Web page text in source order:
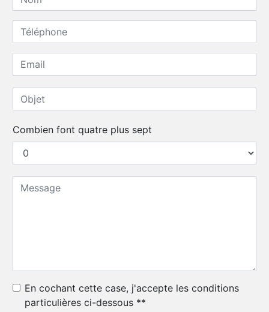
Combien font quatre plus sept
En cochant cette case, j'accepte les conditions
particulières ci-dessous **